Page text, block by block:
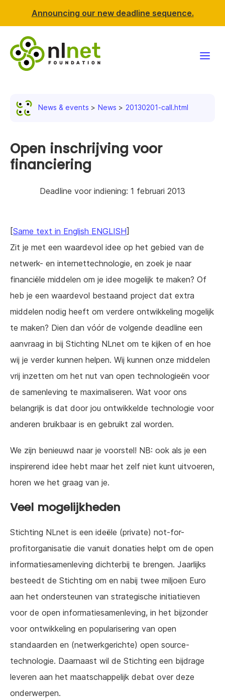
Announcing our new deadline sequence.
News & events
Resources
Support NLnet
News & events News 20130201-call.html
Open inschrijving voor
financiering
Deadline voor indiening: 1 februari 2013
[Same text in English ENGLISH]
Zit je met een waardevol idee op het gebied van de
netwerk- en internettechnologie, en zoek je naar
financiële middelen om je idee mogelijk te maken? Of
heb je een waardevol bestaand project dat extra
middelen nodig heeft om verdere ontwikkeling mogelijk
te maken? Dien dan vóór de volgende deadline een
aanvraag in bij Stichting NLnet om te kijken of en hoe
wij je verder kunnen helpen. Wij kunnen onze middelen
vrij inzetten om het nut van open technologieën voor
de samenleving te maximaliseren. Wat voor ons
belangrijk is dat door jou ontwikkelde technologie voor
anderen bruikbaar is en gebruikt zal worden.
We zijn benieuwd naar je voorstel! NB: ook als je een
inspirerend idee hebt maar het zelf niet kunt uitvoeren,
horen we het graag van je.
Veel mogelijkheden
Stichting NLnet is een ideële (private) not-for-
profitorganisatie die vanuit donaties helpt om de open
informatiesamenleving dichterbij te brengen. Jaarlijks
besteedt de Stichting om en nabij twee miljoen Euro
aan het ondersteunen van strategische initiatieven
voor de open informatiesamenleving, in het bijzonder
voor ontwikkeling en popularisering van open
standaarden en (netwerkgerichte) open source-
technologie. Daarnaast wil de Stichting een bijdrage
leveren aan het maatschappelijk debat over deze
onderwerpen.